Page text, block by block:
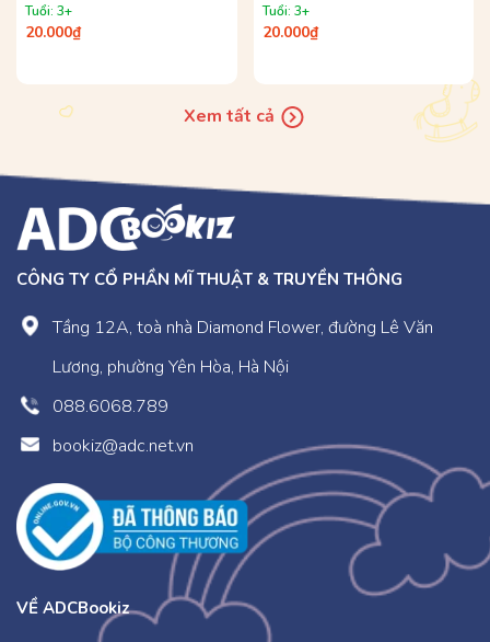
Tuổi: 3+
20.000₫
Tuổi: 3+
20.000₫
Xem tất cả
CÔNG TY CỔ PHẦN MĨ THUẬT & TRUYỀN THÔNG
Tầng 12A, toà nhà Diamond Flower, đường Lê Văn
Lương, phường Yên Hòa, Hà Nội
088.6068.789
bookiz@adc.net.vn
VỀ ADCBookiz